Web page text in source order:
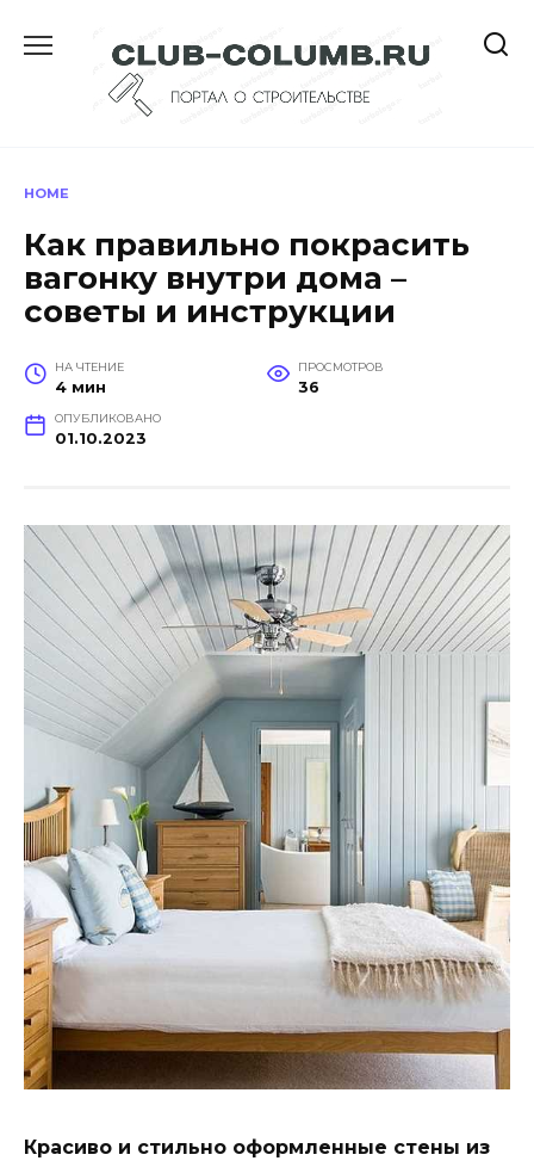
содержанию
HOME
Как правильно покрасить
вагонку внутри дома –
советы и инструкции
НА ЧТЕНИЕ
4 мин
ПРОСМОТРОВ
36
ОПУБЛИКОВАНО
01.10.2023
Красиво и стильно оформленные стены из